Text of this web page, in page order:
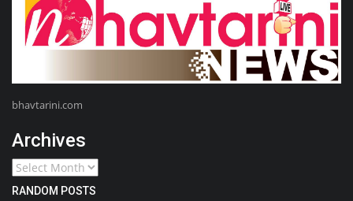
bhavtarini.com
Archives
RANDOM POSTS